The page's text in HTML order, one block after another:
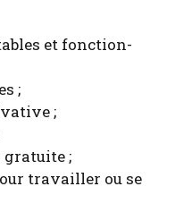
et fonc­tion­
;
;
;
tra­vailler ou se